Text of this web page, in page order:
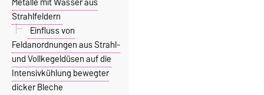
Strahlfeldern
Einfluss von
Feldanordnungen aus Strahl-
und Vollkegeldüsen auf die
Intensivkühlung bewegter
dicker Bleche